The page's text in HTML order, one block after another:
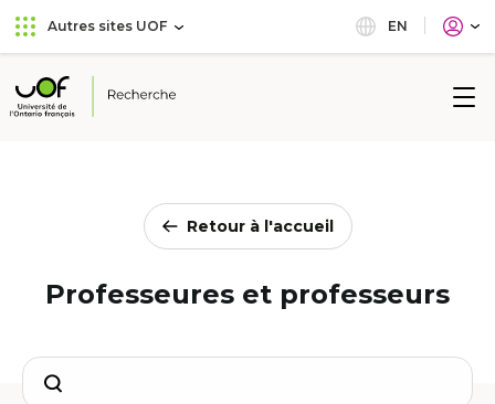
Aller
au
principal
Passer
au
Autres sites UOF EN
Université
Retour à l'accueil
Professeures et professeurs
Search